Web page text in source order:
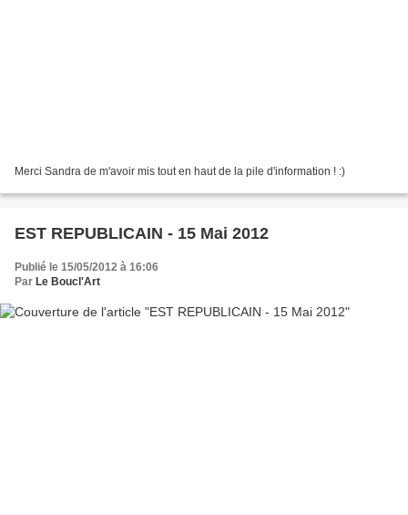
Merci Sandra de m'avoir mis tout en haut de la pile d'information ! :)
EST REPUBLICAIN - 15 Mai 2012
Publié le 15/05/2012 à 16:06
Par Le Boucl'Art